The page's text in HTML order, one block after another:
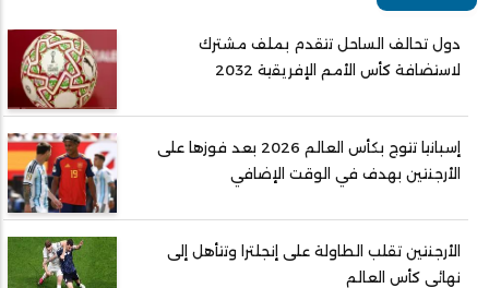
دول تحالف الساحل تتقدم بملف مشترك
لاستضافة كأس الأمم الإفريقية 2032
إسبانيا تتوج بكأس العالم 2026 بعد فوزها على
الأرجنتين بهدف في الوقت الإضافي
الأرجنتين تقلب الطاولة على إنجلترا وتتأهل إلى
نهائي كأس العالم